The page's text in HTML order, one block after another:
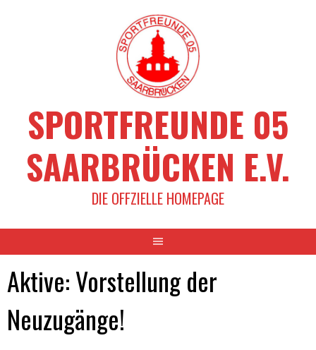
SPORTFREUNDE 05
SAARBRÜCKEN E.V.
DIE OFFZIELLE HOMEPAGE
Aktive: Vorstellung der
Neuzugänge!